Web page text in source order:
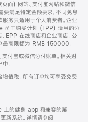
页面) 网站、支付宝网站和微信
要满足特定金额要求，不同免息
务只适用于个人消费者。企业
员工购买计划 (EPP) 适用的分
EPP 在线商店和企业商店。公
最高限额为 RMB 150000。
支付宝或微信分付账单。相关财
。
值税。所有订单均可享受免费
上的健身 app 和兼容的第
新系统。详情请参阅